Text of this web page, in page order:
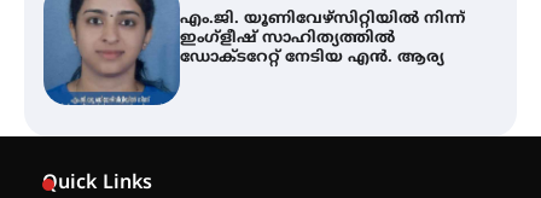
ഇരിങ്ങാലക്കുട – ഗുരുവായൂർ –
താനൂർ റെയിൽപാത
യാഥാർത്ഥ്യമാകുന്നു
Quick Links